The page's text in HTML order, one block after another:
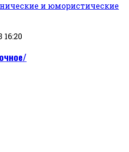
и юмористические
16:20